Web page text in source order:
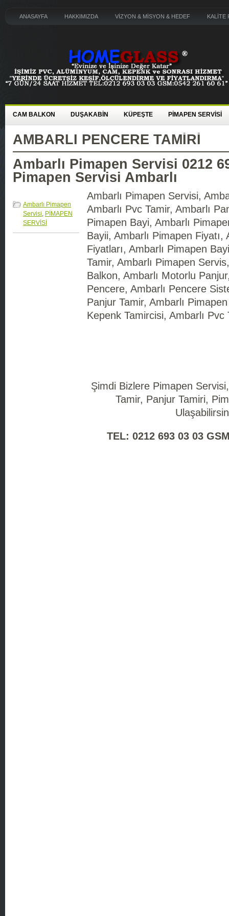
ANASAYFA HAKKIMIZDA VİZYON & MİSYON & HEDEF KALİTE
CAM BALKON DUŞAKABİN KÜPEŞTE PİMAPEN SERVİSİ
AMBARLI PENCERE TAMIRI
Ambarlı Pimapen Servisi 0212
Pimapen Servisi Ambarlı
Ambarlı Pimapen
Servisi, PİMAPEN
SERVİSİ
Ambarlı Pimapen Servisi,
Ambarlı Pvc Tamir, Ambarlı
Pimapen Bayi, Ambarlı
Bayii, Ambarlı Pimapen Fiyatı,
Fiyatları, Ambarlı Pimapen
Tamir, Ambarlı Pimapen
Balkon, Ambarlı Motorlu
Pencere, Ambarlı Pencere
Panjur Tamir, Ambarlı
Kepenk Tamircisi, Ambarlı Pvc
Şimdi Bizlere Pimapen
Tamir, Panjur Tamiri,
TEL: 0212 693 03 03